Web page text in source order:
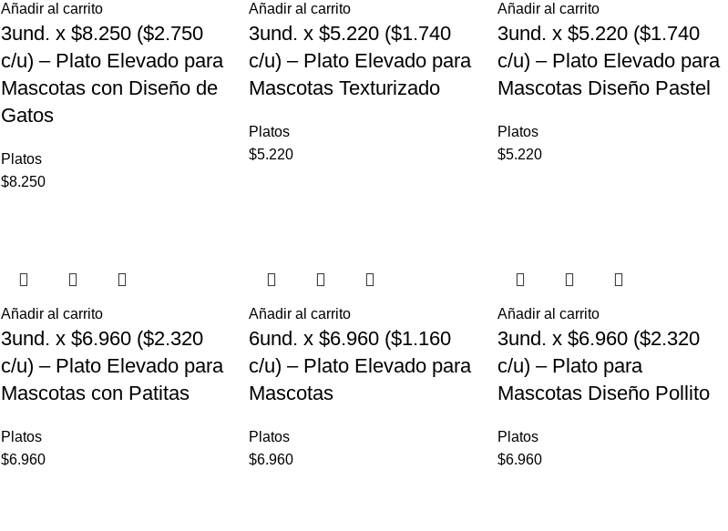
Añadir al carrito
3und. x $8.250 ($2.750
c/u) – Plato Elevado para
Mascotas con Diseño de
Gatos
Platos
$8.250
Añadir al carrito
3und. x $5.220 ($1.740
c/u) – Plato Elevado para
Mascotas Texturizado
Platos
$5.220
Añadir al carrito
3und. x $5.220 ($1.740
c/u) – Plato Elevado para
Mascotas Diseño Pastel
Platos
$5.220
Añadir al carrito
3und. x $6.960 ($2.320
c/u) – Plato Elevado para
Mascotas con Patitas
Platos
$6.960
Añadir al carrito
6und. x $6.960 ($1.160
c/u) – Plato Elevado para
Mascotas
Platos
$6.960
Añadir al carrito
3und. x $6.960 ($2.320
c/u) – Plato para
Mascotas Diseño Pollito
Platos
$6.960